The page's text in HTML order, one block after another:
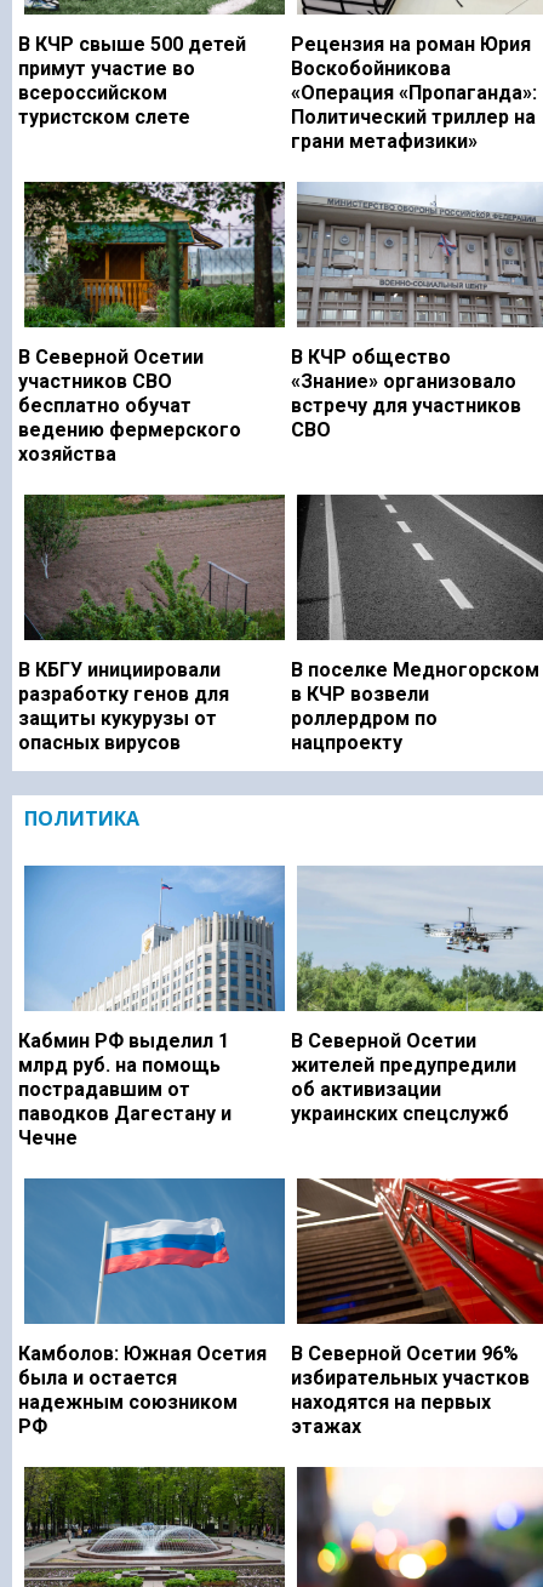
В КЧР свыше 500 детей
примут участие во
всероссийском
туристском слете
Рецензия на роман Юрия
Воскобойникова
«Операция «Пропаганда»:
Политический триллер на
грани метафизики»
В Северной Осетии
участников СВО
бесплатно обучат
ведению фермерского
хозяйства
В КЧР общество
«Знание» организовало
встречу для участников
СВО
В КБГУ инициировали
разработку генов для
защиты кукурузы от
опасных вирусов
В поселке Медногорском
в КЧР возвели
роллердром по
нацпроекту
ПОЛИТИКА
Кабмин РФ выделил 1
млрд руб. на помощь
пострадавшим от
паводков Дагестану и
Чечне
В Северной Осетии
жителей предупредили
об активизации
украинских спецслужб
Камболов: Южная Осетия
была и остается
надежным союзником
РФ
В Северной Осетии 96%
избирательных участков
находятся на первых
этажах